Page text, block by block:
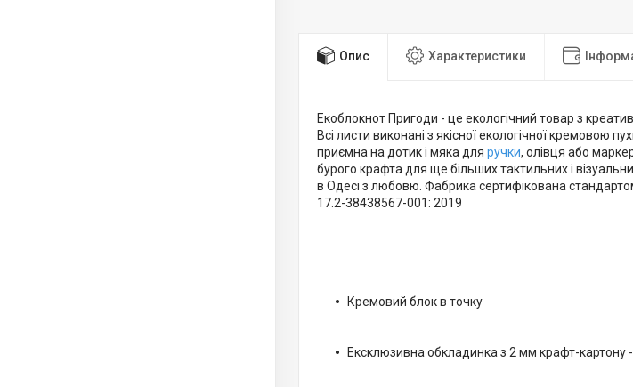
Опис Характеристики
Екоблокнот Пригоди - це екологічний товар з
Всі листи виконані з якісної екологічної кремовою
приємна на дотик і мяка для ручки, олівця або
бурого крафта для ще більших тактильних і
в Одесі з любовю. Фабрика сертифікована
17.2-38438567-001: 2019
Кремовий блок в точку
Ексклюзивна обкладинка з 2 мм крафт-картону